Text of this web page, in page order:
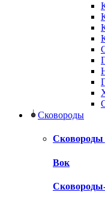
Сковороды
Сковороды
Вок